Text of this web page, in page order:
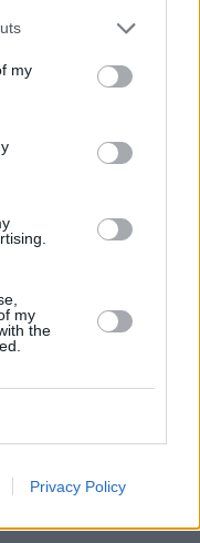
my
my
the
Privacy Policy
do Włoch?!